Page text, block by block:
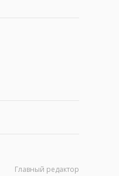
Главный редактор